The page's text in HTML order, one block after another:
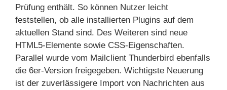
Prüfung enthält. So können Nutzer leicht
feststellen, ob alle installierten Plugins auf dem
aktuellen Stand sind. Des Weiteren sind neue
HTML5-Elemente sowie CSS-Eigenschaften.
Parallel wurde vom Mailclient Thunderbird ebenfalls
die 6er-Version freigegeben. Wichtigste Neuerung
ist der zuverlässigere Import von Nachrichten aus